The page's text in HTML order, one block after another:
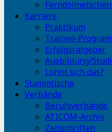
Ferndolmetschen
Karriere
Praktikum
Trainee-
Erfolgsratgeber
Ausbildung/
Lohnt sich das?
Stammtische
Verbände
Berufsverbände
ATICOM-Archiv
Zeitschriften